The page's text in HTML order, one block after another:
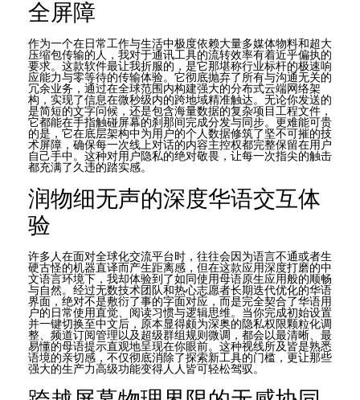
全屏障
作为一个在日常工作与生活中极度依赖大量多媒体物料和超大
压缩包传输的人，我对于通讯工具的流转效率有着近乎偏执的
要求。这款软件最让我折服的，是它那堪称行业标杆的极速响
应能力与零等待的传输体验。它彻底抛弃了所有与沟通无关的
冗余业务，通过在全球范围内构建强大的分布式云端网络架
构，实现了信息在微秒级内的跨地域精准触达。无论你发送的
是简短的文字问候，还是包含海量数据的复杂项目工程文件，
它都能在手指触碰屏幕的刹那间完成分发与同步。更难能可贵
的是，它在底层架构中为用户的个人数据修筑了坚不可摧的技
术屏障，确保每一次线上对话的内容主控权都完整保留在用户
自己手中。这种对用户隐私的绝对敬畏，让每一次指尖的触击
都充满了久违的踏实感。
润物细无声的深度华语交互体
验
许多人在面对全球化交流平台时，往往会因为语言不通或者生
硬古怪的机器直译而产生距离感，但在这款应用深度打磨的中
文语言环境下，我却体验到了如同使用母语原生应用般的顺畅
与自然。经过无数技术团队和热心志愿者长期迭代优化的华语
界面，绝对不是敷衍了事的字面对应，而是完全契合了华语用
户的日常使用直觉、阅读习惯与逻辑思维。当你完成初始设置
并一键切换至中文后，原本显得颇为深奥的隐私权限颗粒化调
整、频道订阅管理以及超级群组规则微调，都会以最清晰、最
易懂的母语提示直观地呈现在你眼前。这种视线所及皆是熟悉
语境的亲切感，不仅彻底消除了探索新工具的门槛，更让那些
强大的生产力高级功能变得人人皆可轻松驾驭。